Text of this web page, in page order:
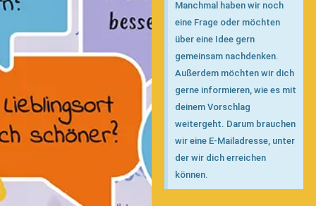
Manchmal haben wir noch
eine Frage oder möchten
über eine Idee gern
gemeinsam nachdenken.
Außerdem möchten wir dich
gerne informieren, wie es mit
deinem Vorschlag
weitergeht. Darum brauchen
wir eine E-Mailadresse, unter
der wir dich erreichen
können.